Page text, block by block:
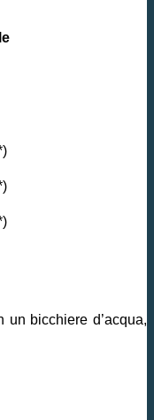
bicchiere d’acqua,